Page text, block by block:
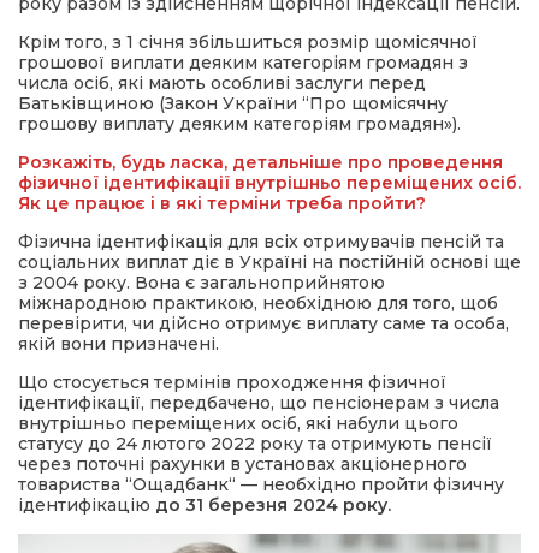
Крім того, з 1 січня збільшиться розмір щомісячної
грошової виплати деяким категоріям громадян з
числа осіб, які мають особливі заслуги перед
Батьківщиною (Закон України “Про щомісячну
грошову виплату деяким категоріям громадян»).
Розкажіть, будь ласка, детальніше про проведення
фізичної ідентифікації внутрішньо переміщених осіб.
Як це працює і в які терміни треба пройти?
Фізична ідентифікація для всіх отримувачів пенсій та
соціальних виплат діє в Україні на постійній основі ще
з 2004 року. Вона є загальноприйнятою
міжнародною практикою, необхідною для того, щоб
перевірити, чи дійсно отримує виплату саме та особа,
якій вони призначені.
Що стосується термінів проходження фізичної
ідентифікації, передбачено, що пенсіонерам з числа
внутрішньо переміщених осіб, які набули цього
статусу до 24 лютого 2022 року та отримують пенсії
через поточні рахунки в установах акціонерного
товариства “Ощадбанк“ — необхідно пройти фізичну
ідентифікацію до 31 березня 2024 року.